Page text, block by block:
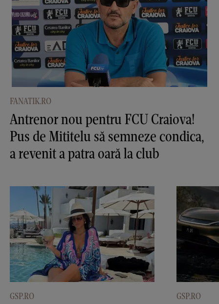
FANATIK.RO
Antrenor nou pentru FCU Craiova!
Pus de Mititelu să semneze condica,
a revenit a patra oară la club
GSP.RO GSP.RO